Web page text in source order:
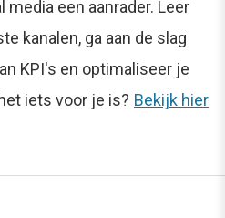
media een aanrader. Leer
kanalen, ga aan de slag
KPI's en optimaliseer je
iets voor je is? Bekijk hier